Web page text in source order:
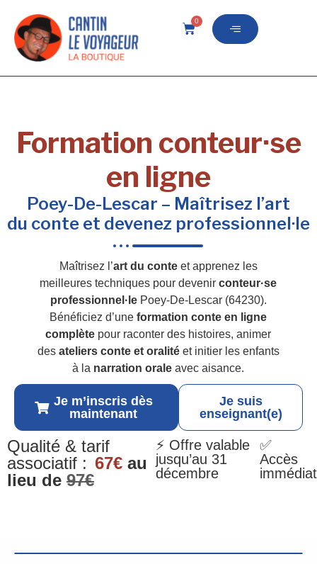
0
Formation conteur·se
en ligne
Poey-De-Lescar – Maîtrisez l’art
du conte et devenez professionnel·le
Maîtrisez l’art du conteet apprenez les
meilleures techniques pour devenirconteur·se
professionnel·lePoey-De-Lescar (64230).
Bénéficiez d’uneformation conte en ligne
complète pour raconter des histoires, animer
des ateliers conte et oralitéet initier les enfants
à la narration orale avec aisance.
Je m’inscris dès
maintenant
Je suis
enseignant(e)
Qualité & tarif
associatif : 67€ au
lieu de 97€
⚡ Offre valable
jusqu’au 31
décembre
✅
Accès
immédiat